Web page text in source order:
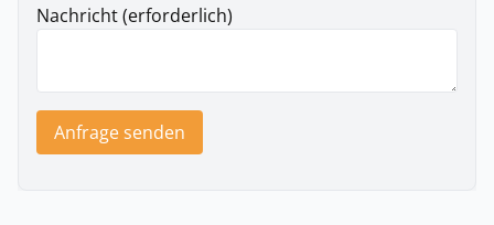
Nachricht (erforderlich)
Anfrage senden